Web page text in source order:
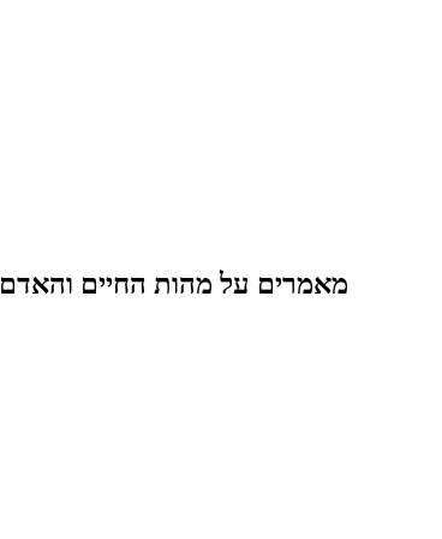
מאמרים על מהות החיים והאדם